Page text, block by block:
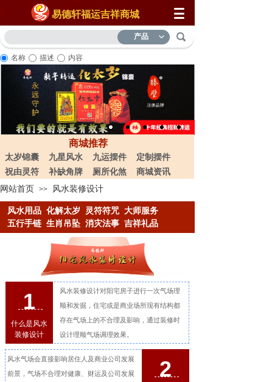
易德轩福运吉祥商城
产品
名称 描述 内容
网站首页 >> 风水装修设计
风水用品 化解太岁 灵符符咒 大师服务
五行手链 生肖吊坠 消灾法事 吉祥礼品
风水装修设计对阳宅房子进行一次气场理
顺和发掘，住宅或是商业场所现有结构都
存在气场上的不合理及影响，通过装修时
设计理顺气场调理效果。
1
什么是风水
装修设计
风水气场会直接影响居住人及商业公司发展
前景，气场不合理对健康、财运及公司发展
2
商城推荐
太岁锦囊 九星风水 九运摆件
定制摆件
祝由灵符
补缺角牌 厕所化煞 商城资讯